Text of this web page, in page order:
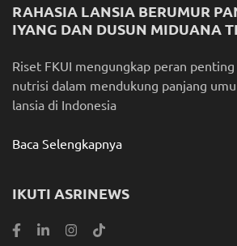
RAHASIA LANSIA BERUMUR
IYANG DAN DUSUN MIDUANA
Riset FKUI mengungkap peran
nutrisi dalam mendukung panjang
lansia di Indonesia
Baca Selengkapnya
IKUTI ASRINEWS